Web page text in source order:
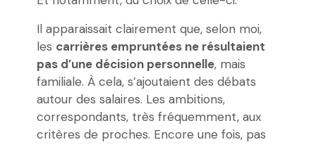
Il apparaissait clairement que, selon moi,
les carrières empruntées ne résultaient
pas d’une décision personnelle, mais
familiale. À cela, s’ajoutaient des débats
autour des salaires. Les ambitions,
correspondants, très fréquemment, aux
critères de proches. Encore une fois, pas